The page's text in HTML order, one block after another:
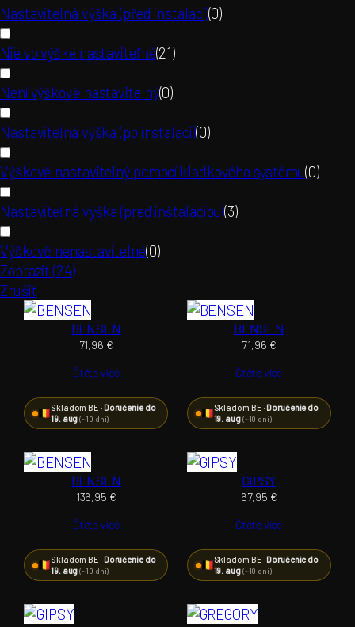
Nastavitelná výška (před instalací)(0)
Nie vo výške nastaviteľné(21)
Není výškově nastavitelný(0)
Nastavitelná výška (po instalaci)(0)
Výškově nastavitelný pomocí kladkového systému(0)
Nastaviteľná výška (pred inštaláciou)(3)
Výškově nenastavitelné(0)
Zobrazit(24)
Zrušit
BENSEN
71,96 €
Čtěte více
Skladom BE ·Doručenie do
19. aug(~10 dní)
BENSEN
71,96 €
Čtěte více
Skladom BE ·Doručenie do
19. aug(~10 dní)
BENSEN
136,95 €
Čtěte více
Skladom BE · Doručenie do
19. aug(~10 dní)
GIPSY
67,95 €
Čtěte více
Skladom BE · Doručenie do
19. aug(~10 dní)